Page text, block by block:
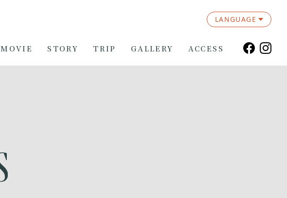
MOVIE STORY TRIP GALLERY ACCESS
LANGUAGE